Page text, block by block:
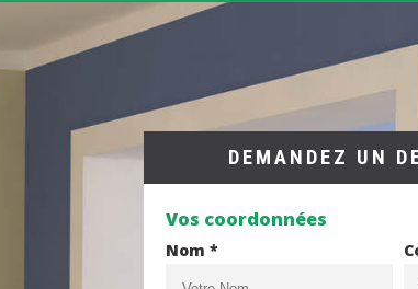
DEMANDEZ UN
Vos coordonnées
Nom *